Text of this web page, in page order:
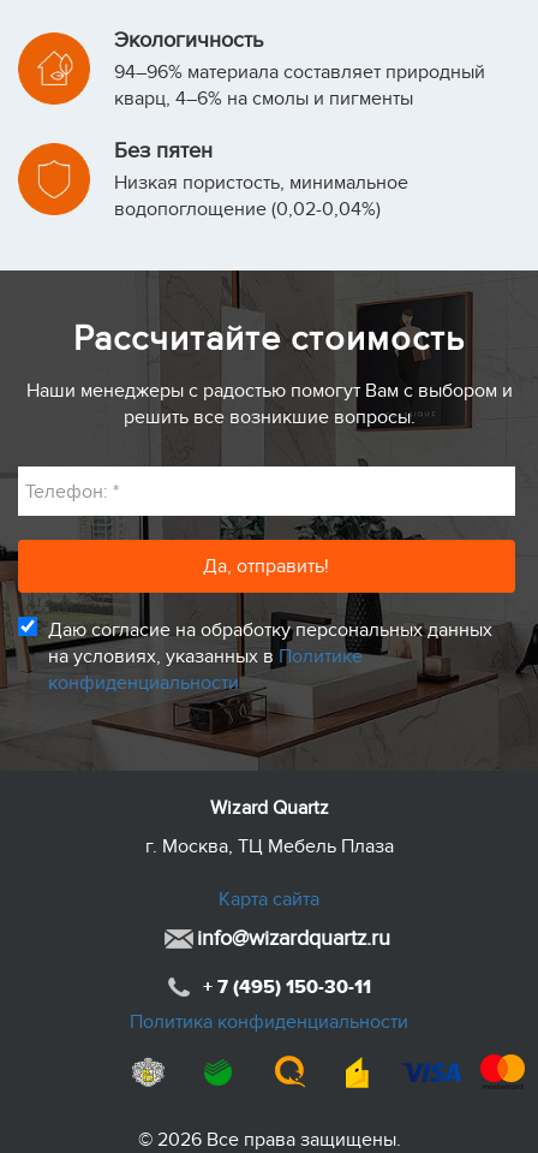
Экологичность
94–96% материала составляет природный
кварц, 4–6% на смолы и пигменты
Без пятен
Низкая пористость, минимальное
водопоглощение (0,02-0,04%)
Рассчитайте стоимость
Наши менеджеры с радостью помогут Вам с выбором и
решить все возникшие вопросы.
Телефон: *
Даю согласие на обработку персональных данных
на условиях, указанных в Политике
конфиденциальности
Wizard Quartz
г. Москва, ТЦ Мебель Плаза
Карта сайта
info@wizardquartz.ru
+ 7 (495) 150-30-11
Политика конфиденциальности
© 2026 Все права защищены.